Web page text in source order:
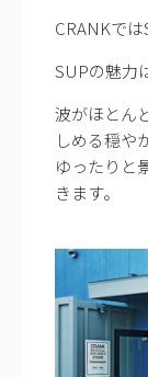
CRANKでは
SUPの魅力
波がほとん
しめる穏や
ゆったりと
きます。